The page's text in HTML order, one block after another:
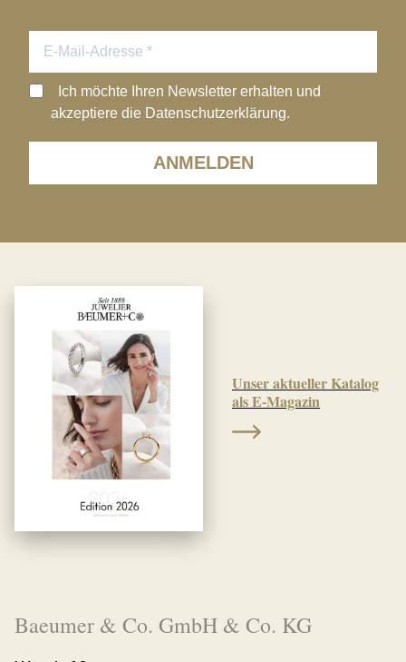
ANMELDEN
Ich möchte Ihren Newsletter erhalten und
akzeptiere die Datenschutzerklärung.
Unser aktueller Katalog
als E-Magazin
Baeumer & Co. GmbH & Co. KG